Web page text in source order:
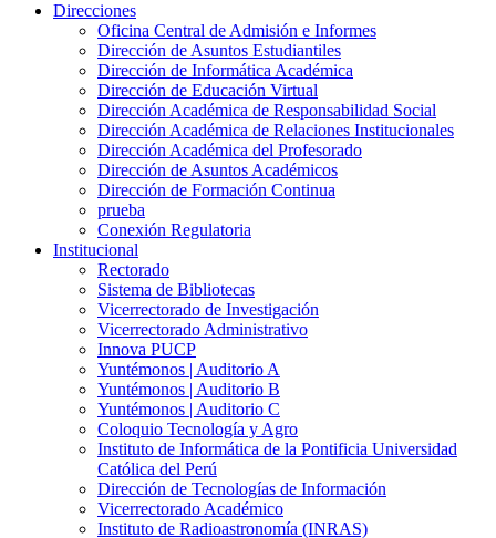
Direcciones
Oficina Central de Admisión e Informes
Dirección de Asuntos Estudiantiles
Dirección de Informática Académica
Dirección de Educación Virtual
Dirección Académica de Responsabilidad Social
Dirección Académica de Relaciones Institucionales
Dirección Académica del Profesorado
Dirección de Asuntos Académicos
Dirección de Formación Continua
prueba
Conexión Regulatoria
Institucional
Rectorado
Sistema de Bibliotecas
Vicerrectorado de Investigación
Vicerrectorado Administrativo
Innova PUCP
Yuntémonos | Auditorio A
Yuntémonos | Auditorio B
Yuntémonos | Auditorio C
Coloquio Tecnología y Agro
Instituto de Informática de la Pontificia Universidad
Católica del Perú
Dirección de Tecnologías de Información
Vicerrectorado Académico
Instituto de Radioastronomía (INRAS)